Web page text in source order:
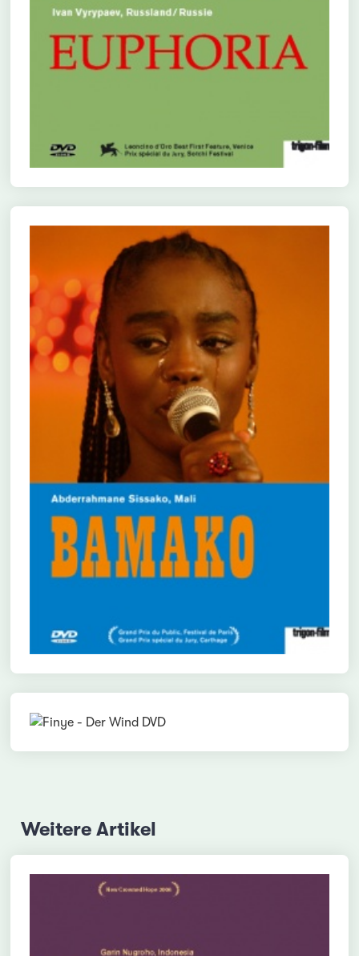
Weitere Artikel